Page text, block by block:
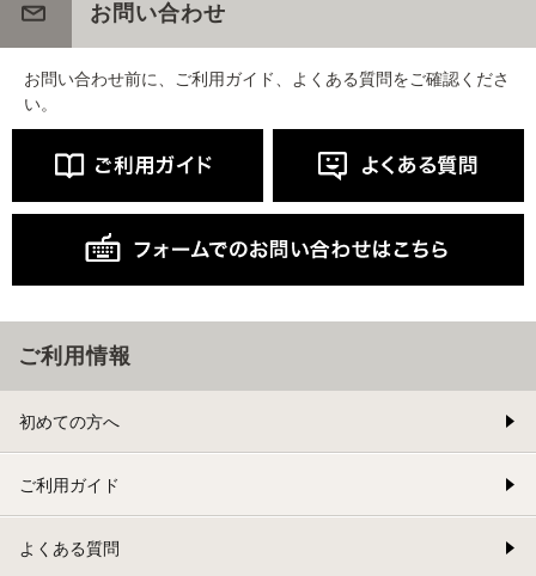
お問い合わせ
お問い合わせ前に、ご利用ガイド、よくある質問をご確認くださ
い。
ご利用情報
初めての方へ
ご利用ガイド
よくある質問